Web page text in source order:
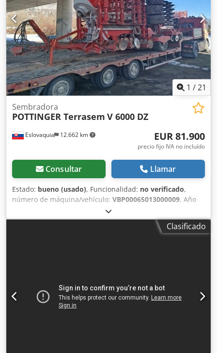
(3PH + N + PE) Frecuencia: 50 Hz Corriente nominal: 2,5 A
Grado de protección: IP54 Tensión de control: 24V Peso:
aprox. 130 kg 🔧 Equipamiento: Brazo de extracción
(flexible) Filtro industrial Panel de control Contador de
horas de trabajo Construcción móvil con ruedas Cedpfoyz
Dilex Akwoha 🔍 Estado: Equipo de segunda mano, en
buen estado técnico. Signos normales de uso visibles. ✅
Bajo kilometraje – solo 1550h ➡️ Equipo con poco uso ➡️
Gran potencial de funcionamiento futuro
1 /21
Eslovaquia 12.662 km
Sembradora
POTTINGER Terrasem V 6000 DZ
EUR 81.900
precio fijo IVA no incluído
Consultar Llamar
Estado: bueno (usado), Funcionalidad: no verificado,
número de máquina/vehículo: VBP00065013000009, Año
, El PÖTTINGER TERRASEM V 6000 DZ
es una sembradora universal moderna diseñada para la
siembra precisa de cereales y cultivos de cobertura, con
siembra directa Opción: Siembra + fertilización (versión
“DZ” = doble tolva / sistema dual) Especificaciones técnicas:
Ancho de trabajo: 6 m Ancho de transporte: 3 m Número
Clasificado